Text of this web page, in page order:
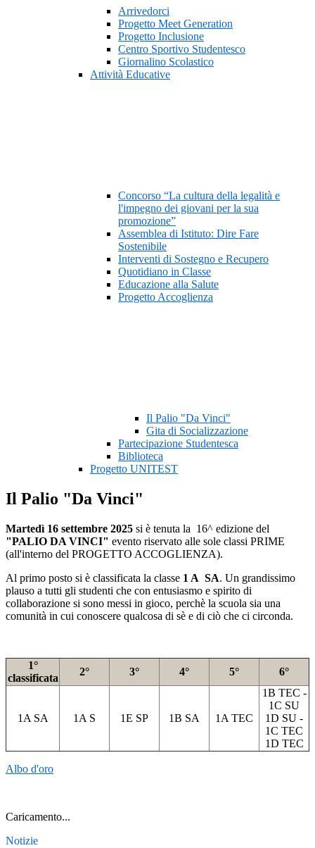
Arrivedorci
Progetto Meet Generation
Progetto Inclusione
Centro Sportivo Studentesco
Giornalino Scolastico
Attività Educative
Concorso “La cultura della legalità e
l'impegno dei giovani per la sua
promozione”
Assemblea di Istituto: Dire Fare
Sostenibile
Interventi di Sostegno e Recupero
Quotidiano in Classe
Educazione alla Salute
Progetto Accoglienza
Il Palio "Da Vinci"
Gita di Socializzazione
Partecipazione Studentesca
Biblioteca
Progetto UNITEST
Il Palio "Da Vinci"
Martedì 16 settembre 2025 si è tenuta la 16^ edizione del
"PALIO DA VINCI" evento riservato alle sole classi PRIME
(all'interno del PROGETTO ACCOGLIENZA).
Al primo posto si è classificata la classe 1 A SA. Un grandissimo
plauso a tutti gli studenti che con entusiasmo e spirito di
collaborazione si sono messi in gioco, perchè la scuola sia una
comunità in cui conoscere qualcosa di sè e di ciò che ci circonda.
1°
classificata
2° 3° 4° 5° 6°
1A SA 1A S 1E SP 1B SA 1A TEC
1B TEC -
1C SU
1D SU -
1C TEC
1D TEC
Albo d'oro
Caricamento...
Notizie